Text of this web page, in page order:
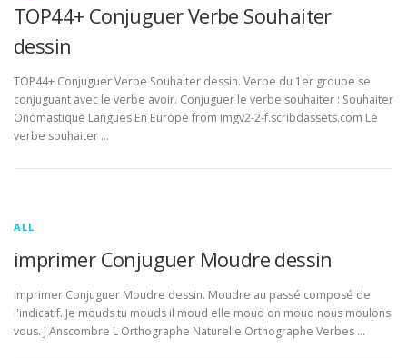
TOP44+ Conjuguer Verbe Souhaiter
dessin
TOP44+ Conjuguer Verbe Souhaiter dessin. Verbe du 1er groupe se
conjuguant avec le verbe avoir. Conjuguer le verbe souhaiter : Souhaiter
Onomastique Langues En Europe from imgv2-2-f.scribdassets.com Le
verbe souhaiter …
ALL
imprimer Conjuguer Moudre dessin
imprimer Conjuguer Moudre dessin. Moudre au passé composé de
l'indicatif. Je mouds tu mouds il moud elle moud on moud nous moulons
vous. J Anscombre L Orthographe Naturelle Orthographe Verbes …